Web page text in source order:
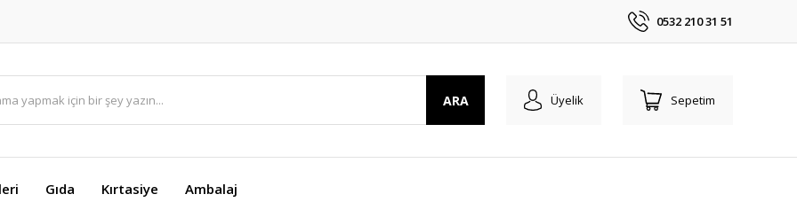
0532 210 31 51
ARA Üyelik Sepetim
Gıda Kırtasiye Ambalaj